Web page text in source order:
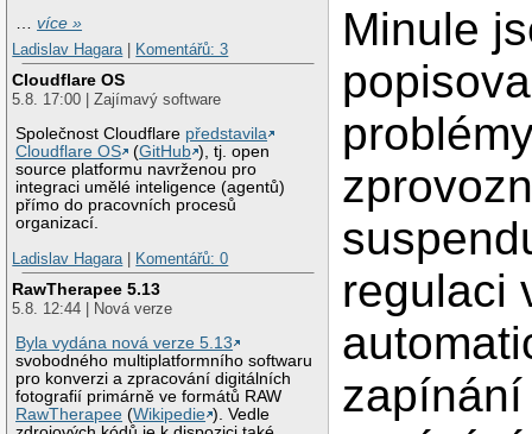
…více »
Ladislav Hagara
Komentářů: 3
Cloudflare OS
5.8. 17:00 | Zajímavý software
Společnost Cloudflare představila
Cloudflare OS
(GitHub ), tj. open
source platformu navrženou pro
integraci umělé inteligence (agentů)
přímo do pracovních procesů
organizací.
Ladislav Hagara
Komentářů: 0
RawTherapee 5.13
5.8. 12:44 | Nová verze
Byla vydána nová verze 5.13
svobodného multiplatformního softwaru
pro konverzi a zpracování digitálních
fotografií primárně ve formátů RAW
RawTherapee (Wikipedie ). Vedle
Minule
regulaci